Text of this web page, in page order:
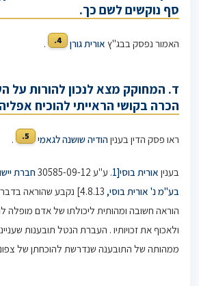
סף נוקשים לשם כך.
האמור נפסק בבג"ץ אורית גורן 4.
.
ד. המחוקק מצא לנכון להורות על
הכרה בקושי הראייתי להוכיח
ראו פסק הדין בעניןהודיה שושנה לגאמי 5.
.
בענין אורית בוסי[1 . ע"ע 30585-09-12
חברת
בע"מ נ' אורית בוסי,
4.8.13] נקבע שהוראה
הוראה חשובה ומהותית ליכולתו של אדם מופלה
ולאכוף את זכויותיו . העברת הנטל תובענות
ממהותה של התובענה שנדרשת להוכחתן של